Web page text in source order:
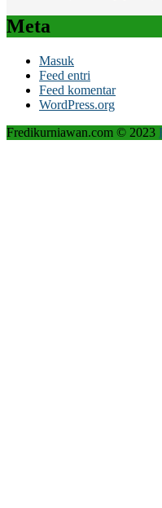
Meta
Masuk
Feed entri
Feed komentar
WordPress.org
Fredikurniawan.com © 2023